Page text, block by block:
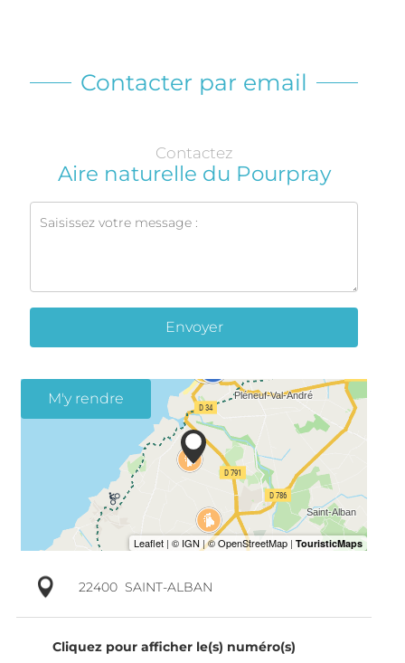
Contacter par email
Contactez
Aire naturelle du Pourpray
Envoyer
M'y rendre
22400 SAINT-ALBAN
Cliquez pour afficher le(s) numéro(s)